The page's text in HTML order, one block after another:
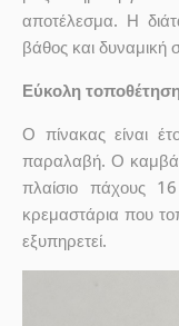
αποτέλεσμα. Η
βάθος και δυναμική
Εύκολη
Ο πίνακας είναι
παραλαβή. Ο καμβάς
πλαίσιο πάχους
κρεμαστάρια που
εξυπηρετεί.